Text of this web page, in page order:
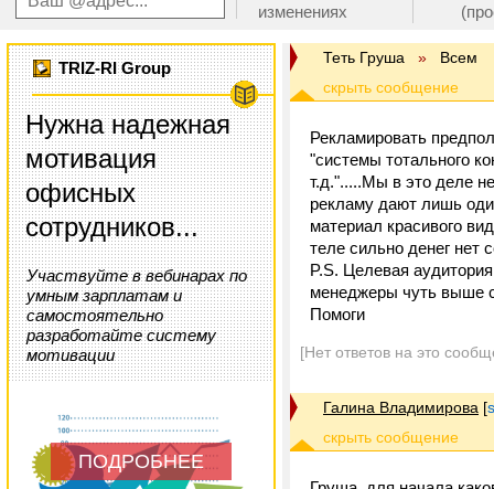
изменениях
TRIZ-RI Group
Нужна надежная
мотивация
офисных
сотрудников...
Участвуйте в вебинарах по
умным зарплатам и
самостоятельно
разработайте систему
мотивации
ПОДРОБНЕЕ
Теть Груша » Всем
Рекламировать
"системы тотального
т.д.".....Мы в это деле
рекламу дают лишь
материал красивого
теле сильно денег нет
P.S. Целевая
менеджеры чуть выше
Помоги
[Нет ответов на это
Галина Владимирова [